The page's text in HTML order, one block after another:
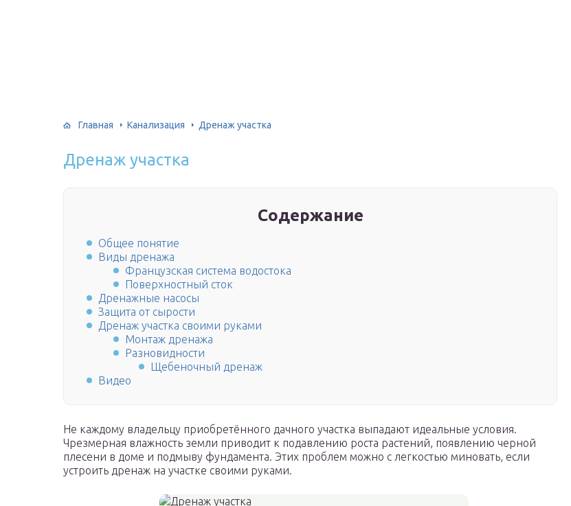
Главная Канализация Дренаж участка
Дренаж участка
Содержание
Общее понятие
Виды дренажа
Французская система водостока
Поверхностный сток
Дренажные насосы
Защита от сырости
Дренаж участка своими руками
Монтаж дренажа
Разновидности
Щебеночный дренаж
Видео
Не каждому владельцу приобретённого дачного участка выпадают идеальные условия.
Чрезмерная влажность земли приводит к подавлению роста растений, появлению черной
плесени в доме и подмыву фундамента. Этих проблем можно с легкостью миновать, если
устроить дренаж на участке своими руками.